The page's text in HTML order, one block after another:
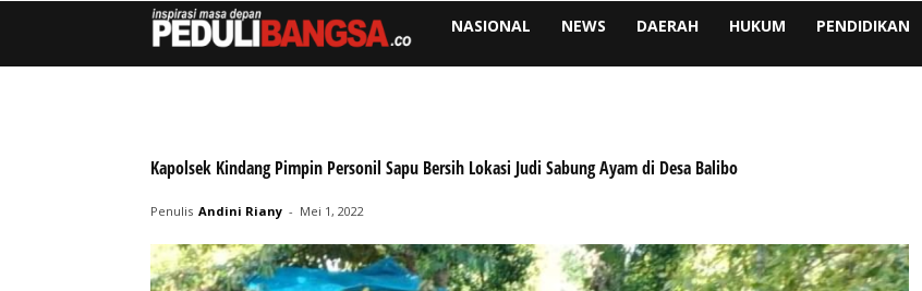
NASIONAL NEWS DAERAH HUKUM PENDIDIKAN
Kapolsek Kindang Pimpin Personil Sapu Bersih Lokasi Judi Sabung Ayam di Desa Balibo
Penulis Andini Riany - Mei 1, 2022